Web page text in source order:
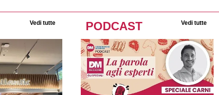
Vedi tutte PODCAST Vedi tutte